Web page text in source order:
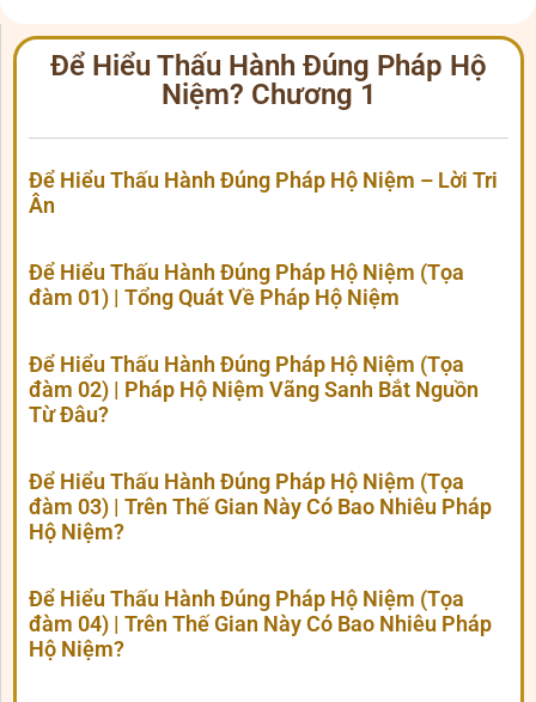
Để Hiểu Thấu Hành Đúng Pháp Hộ
Niệm? Chương 1
Để Hiểu Thấu Hành Đúng Pháp Hộ Niệm – Lời Tri
Ân
Để Hiểu Thấu Hành Đúng Pháp Hộ Niệm (Tọa
đàm 01) | Tổng Quát Về Pháp Hộ Niệm
Để Hiểu Thấu Hành Đúng Pháp Hộ Niệm (Tọa
đàm 02) | Pháp Hộ Niệm Vãng Sanh Bắt Nguồn
Từ Đâu?
Để Hiểu Thấu Hành Đúng Pháp Hộ Niệm (Tọa
đàm 03) | Trên Thế Gian Này Có Bao Nhiêu Pháp
Hộ Niệm?
Để Hiểu Thấu Hành Đúng Pháp Hộ Niệm (Tọa
đàm 04) | Trên Thế Gian Này Có Bao Nhiêu Pháp
Hộ Niệm?